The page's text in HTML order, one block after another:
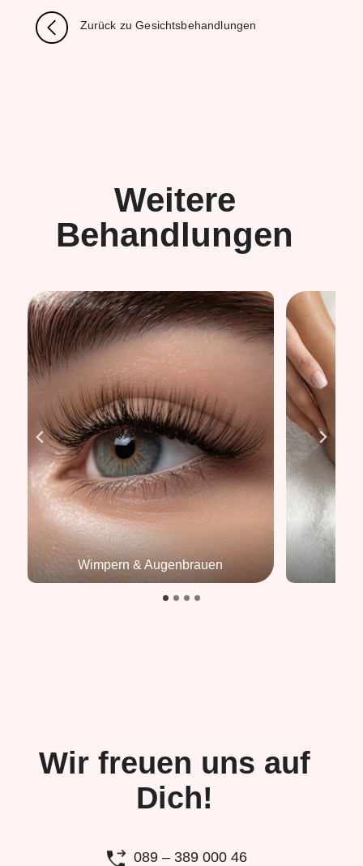
Zurück zu Gesichtsbehandlungen
Weitere
Behandlungen
Wimpern & Augenbrauen
Wir freuen uns auf
Dich!
089 – 389 000 46